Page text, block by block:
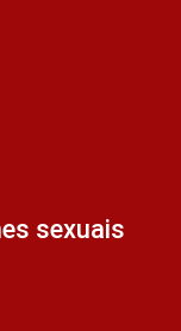
sexuais